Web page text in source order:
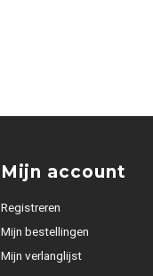
Mijn account
Registreren
Mijn bestellingen
Mijn verlanglijst